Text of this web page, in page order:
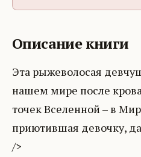
Описание книги
Эта рыжеволосая
нашем мире после
точек Вселенной – в
приютившая девочку,
/>